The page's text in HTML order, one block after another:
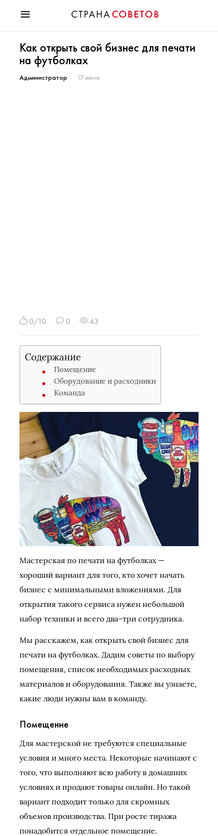
Мода
Звезды
Гороскопы
Как открыть свой бизнес для печати
на футболках
Администратор 17 июня
0/10 0 43
Содержание
Помещение
Оборудование и расходники
Команда
Мастерская по печати на футболках —
хороший вариант для того, кто хочет начать
бизнес с минимальными вложениями. Для
открытия такого сервиса нужен небольшой
набор техники и всего два–три сотрудника.
Мы расскажем, как открыть свой бизнес для
печати на футболках. Дадим советы по выбору
помещения, список необходимых расходных
материалов и оборудования. Также вы узнаете,
какие люди нужны вам в команду.
Помещение
Для мастерской не требуются специальные
условия и много места. Некоторые начинают с
того, что выполняют всю работу в домашних
условиях и продают товары онлайн. Но такой
вариант подходит только для скромных
объемов производства. При росте тиража
понадобится отдельное помещение.